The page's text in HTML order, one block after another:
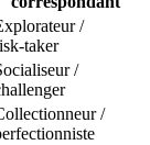
/
/
/